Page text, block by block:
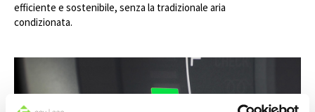
efficiente e sostenibile, senza la tradizionale aria
condizionata.